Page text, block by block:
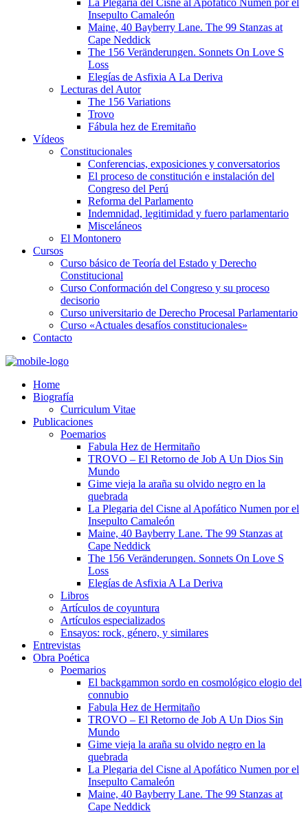
Insepulto Camaleón
Maine, 40 Bayberry Lane. The 99 Stanzas at
Cape Neddick
The 156 Veränderungen. Sonnets On Love S
Loss
Elegías de Asfixia A La Deriva
Lecturas del Autor
The 156 Variations
Trovo
Fábula hez de Eremitaño
Vídeos
Constitucionales
Conferencias, exposiciones y conversatorios
El proceso de constitución e instalación del
Congreso del Perú
Reforma del Parlamento
Indemnidad, legitimidad y fuero parlamentario
Misceláneos
El Montonero
Cursos
Curso básico de Teoría del Estado y Derecho
Constitucional
Curso Conformación del Congreso y su proceso
decisorio
Curso universitario de Derecho Procesal Parlamentario
Curso «Actuales desafíos constitucionales»
Contacto
Home
Biografía
Curriculum Vitae​
Publicaciones
Poemarios
Fabula Hez de Hermitaño
TROVO – El Retorno de Job A Un Dios Sin
Mundo
Gime vieja la araña su olvido negro en la
quebrada
La Plegaria del Cisne al Apofático Numen por el
Insepulto Camaleón
Maine, 40 Bayberry Lane. The 99 Stanzas at
Cape Neddick
The 156 Veränderungen. Sonnets On Love S
Loss
Elegías de Asfixia A La Deriva
Libros
Artículos de coyuntura
Artículos especializados
Ensayos: rock, género, y similares
Entrevistas
Obra Poética
Poemarios
El backgammon sordo en cosmológico elogio del
connubio
Fabula Hez de Hermitaño
TROVO – El Retorno de Job A Un Dios Sin
Mundo
Gime vieja la araña su olvido negro en la
quebrada
La Plegaria del Cisne al Apofático Numen por el
Insepulto Camaleón
Maine, 40 Bayberry Lane. The 99 Stanzas at
Cape Neddick